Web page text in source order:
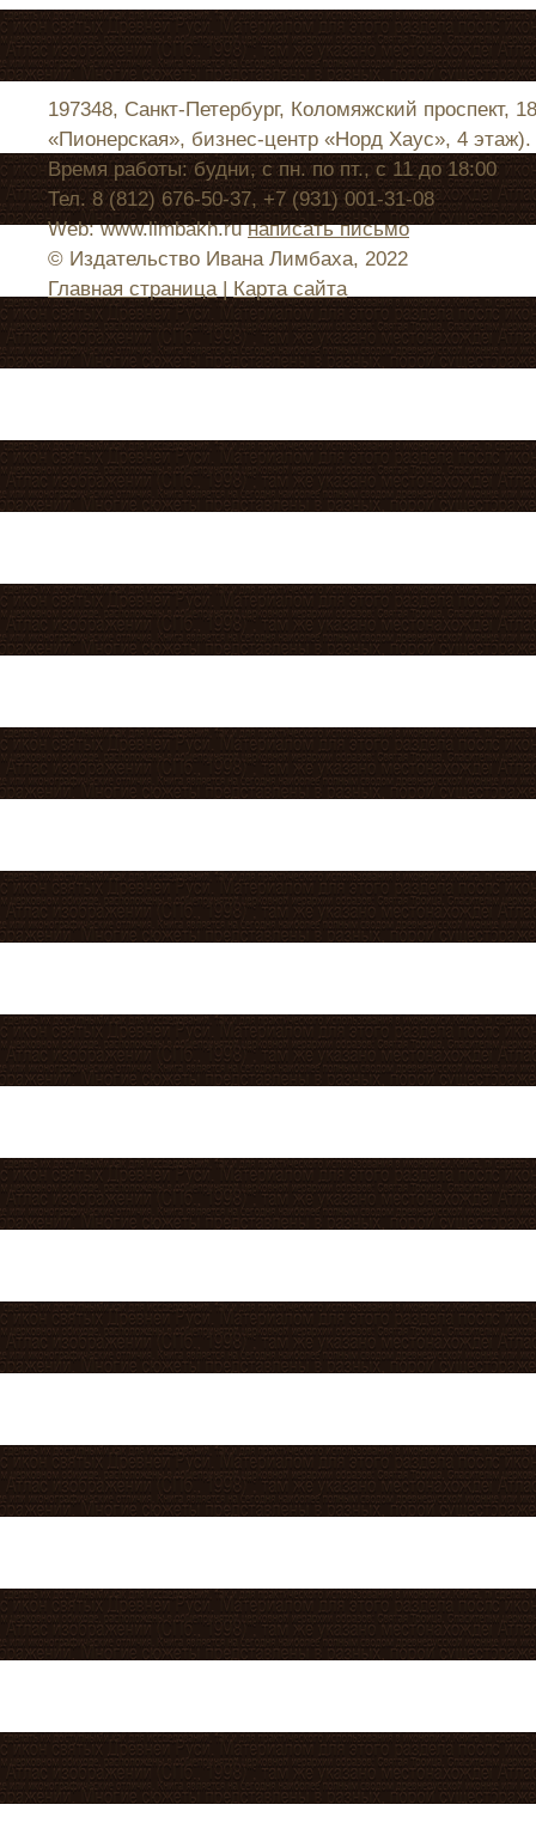
197348, Санкт-Петербург, Коломяжский
«Пионерская», бизнес-центр «Норд Хаус», 4 этаж).
Время работы: будни, с пн. по пт., с 11 до 18:00
Тел. 8 (812) 676-50-37, +7 (931) 001-31-08
Web: www.limbakh.ruнаписать письмо
© Издательство Ивана Лимбаха, 2022
Главная страница| Карта сайта